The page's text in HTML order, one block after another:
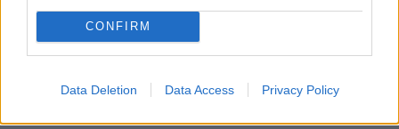
CONFIRM
Data Deletion Data Access Privacy Policy